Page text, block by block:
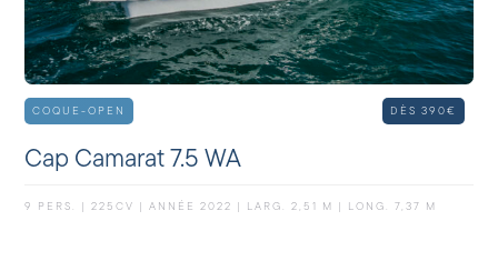
COQUE-OPEN DÈS 390€
Cap Camarat 7.5 WA
9 PERS. | 225CV | ANNÉE 2022 | LARG. 2,51 M | LONG. 7,37 M